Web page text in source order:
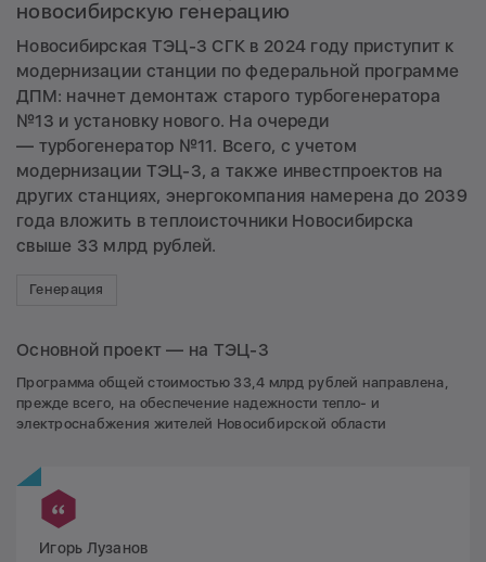
новосибирскую генерацию
Новосибирская ТЭЦ-3 СГК в 2024 году приступит к
модернизации станции по федеральной программе
ДПМ: начнет демонтаж старого турбогенератора
№13 и установку нового. На очереди
— турбогенератор №11. Всего, с учетом
модернизации ТЭЦ-3, а также инвестпроектов на
других станциях, энергокомпания намерена до 2039
года вложить в теплоисточники Новосибирска
свыше 33 млрд рублей.
Генерация
Основной проект — на ТЭЦ-3
Программа общей стоимостью 33,4 млрд рублей направлена,
прежде всего, на обеспечение надежности тепло- и
электроснабжения жителей Новосибирской области
Игорь Лузанов